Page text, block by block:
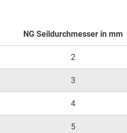
NG Seildurchmesser in mm
2
3
4
5